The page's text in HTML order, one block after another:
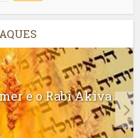
e o Rabi Akiva